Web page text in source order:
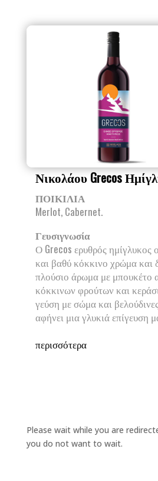
Νικολάου Grecos
ΠΟΙΚΙΛΙΑ
Merlot, Cabernet.
Γευσιγνωσία
Ο Grecos ερυθρός ημίγλυκος
και βαθύ κόκκινο χρώμα και
πλούσιο άρωμα με μπουκέτο
κόκκινων φρούτων και
γεύση με σώμα και
αφήνει μια γλυκιά επίγευση
περισσότερα
Please wait while you are
you do not want to wait.